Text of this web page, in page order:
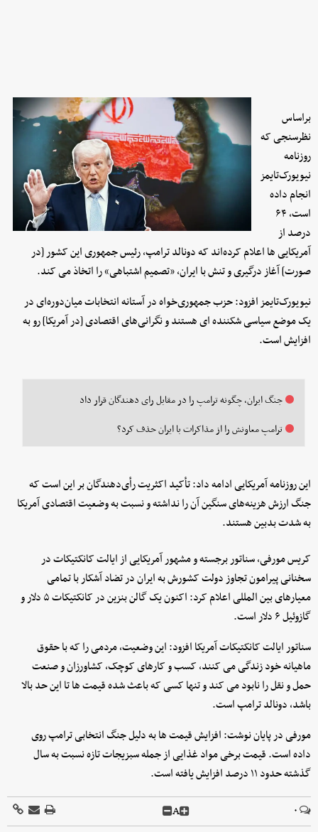
براساس
نظرسنجی که
روزنامه
نیویورک‌تایمز
انجام داده
است، ۶۴
درصد از
آمریکایی ها اعلام کرده‌اند که دونالد ترامپ، رئیس جمهوری این کشور [در
صورت] آغاز درگیری و تنش با ایران، «تصمیم اشتباهی» را اتخاذ می کند.
نیویورک‌تایمز افزود: حزب جمهوری‌خواه در آستانه انتخابات میان‌دوره‌ای در
یک موضع سیاسی شکننده ای هستند و نگرانی‌های اقتصادی [در آمریکا] رو به
افزایش است.
جنگ ایران، چگونه ترامپ را در مقابل رای دهندگان قرار داد
ترامپ معاونش را از مذاکرات با ایران حذف کرد؟
این روزنامه آمریکایی ادامه داد: تأکید اکثریت رأی‌دهندگان بر این است که
جنگ ارزش هزینه‌های سنگین آن را نداشته و نسبت به وضعیت اقتصادی آمریکا
به شدت بدبین هستند.
کریس مورفی، سناتور برجسته و مشهور آمریکایی از ایالت کانکتیکات در
سخنانی پیرامون تجاوز دولت کشورش به ایران در تضاد آشکار با تمامی
معیارهای بین المللی اعلام کرد: اکنون یک گالن بنزین در کانکتیکات ۵ دلار و
گازوئیل ۶ دلار است.
سناتور ایالت کانکتیکات آمریکا افزود: این وضعیت، مردمی را که با حقوق
ماهیانه خود زندگی می‌ کنند، کسب‌ و کارهای کوچک، کشاورزان و صنعت
حمل‌ و نقل را نابود می‌ کند و تنها کسی که باعث شده قیمت‌ ها تا این حد بالا
باشد، دونالد ترامپ است.
مورفی در پایان نوشت: افزایش قیمت‌ ها به دلیل جنگ انتخابی ترامپ روی
داده است. قیمت برخی مواد غذایی از جمله سبزیجات تازه نسبت به سال
گذشته حدود ۱۱ درصد افزایش یافته است.
۰ A